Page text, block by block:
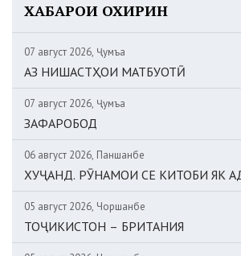
ХАБАРҲОИ ОХИРИН
07 август 2026, Ҷумъа
АЗ НИШАСТҲОИ МАТБУОТӢ
07 август 2026, Ҷумъа
ЗАФАРОБОД
06 август 2026, Панҷшанбе
ХУҶАНД. РӮНАМОИ СЕ КИТОБИ ЯК
05 август 2026, Чоршанбе
ТОҶИКИСТОН – БРИТАНИЯ